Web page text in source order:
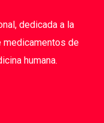
dedicada a la
medicamentos de
humana.